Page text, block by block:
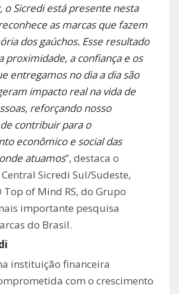
o Sicredi está presente nesta
as marcas que fazem
dos gaúchos. Esse resultado
proximidade, a confiança e os
entregamos no dia a dia são
impacto real na vida de
reforçando nosso
contribuir para o
econômico e social das
atuamos”, destaca o
Sicredi Sul/Sudeste,
Top of Mind RS, do Grupo
importante pesquisa
do Brasil.
instituição financeira
com o crescimento